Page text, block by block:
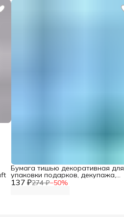
137 ₽274 ₽−50%
Бумага тишью декоративная для
упаковки подарков, декупажа,
скрапбукинга, оформления